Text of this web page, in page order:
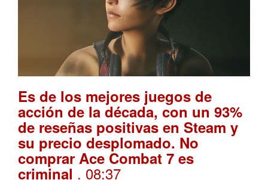
Es de los mejores juegos de
acción de la década, con un 93%
de reseñas positivas en Steam y
su precio desplomado. No
comprar Ace Combat 7 es
criminal . 08:37